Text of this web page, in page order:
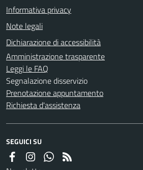
Informativa privacy
Note legali
Dichiarazione di accessibilità
Amministrazione trasparente
Leggi le FAQ
Segnalazione disservizio
Prenotazione appuntamento
Richiesta d'assistenza
SEGUICI SU